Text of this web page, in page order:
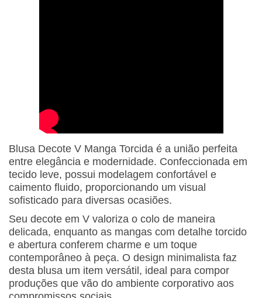
Blusa Decote V Manga Torcida é a união perfeita
entre elegância e modernidade. Confeccionada em
tecido leve, possui modelagem confortável e
caimento fluido, proporcionando um visual
sofisticado para diversas ocasiões.
Seu decote em V valoriza o colo de maneira
delicada, enquanto as mangas com detalhe torcido
e abertura conferem charme e um toque
contemporâneo à peça. O design minimalista faz
desta blusa um item versátil, ideal para compor
produções que vão do ambiente corporativo aos